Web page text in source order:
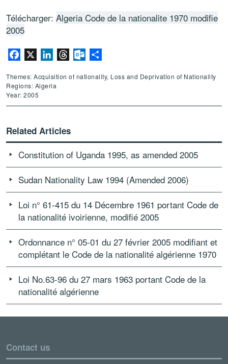
Télécharger: Algeria Code de la nationalite 1970 modifie
2005
Facebook LinkedInThreadsOutlook.com
Themes: Acquisition of nationality, Loss and Deprivation of Nationality
Regions: Algeria
Year: 2005
Related Articles
Constitution of Uganda 1995, as amended 2005
Sudan Nationality Law 1994 (Amended 2006)
Loi n° 61-415 du 14 Décembre 1961 portant Code de
la nationalité ivoirienne, modifié 2005
Ordonnance n° 05-01 du 27 février 2005 modifiant et
complétant le Code de la nationalité algérienne 1970
Loi No.63-96 du 27 mars 1963 portant Code de la
nationalité algérienne
Contact us